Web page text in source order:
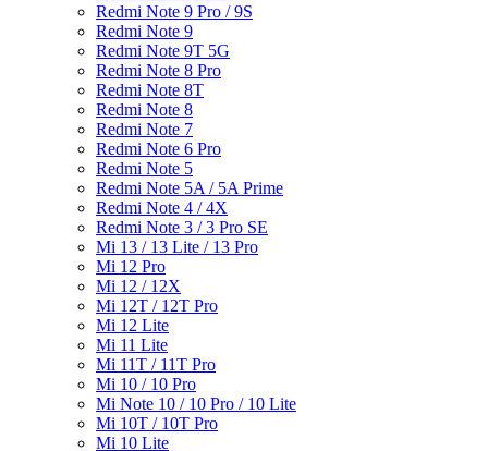
Redmi Note 9 Pro / 9S
Redmi Note 9
Redmi Note 9T 5G
Redmi Note 8 Pro
Redmi Note 8T
Redmi Note 8
Redmi Note 7
Redmi Note 6 Pro
Redmi Note 5
Redmi Note 5A / 5A Prime
Redmi Note 4 / 4X
Redmi Note 3 / 3 Pro SE
Mi 13 / 13 Lite / 13 Pro
Mi 12 Pro
Mi 12 / 12X
Mi 12T / 12T Pro
Mi 12 Lite
Mi 11 Lite
Mi 11T / 11T Pro
Mi 10 / 10 Pro
Mi Note 10 / 10 Pro / 10 Lite
Mi 10T / 10T Pro
Mi 10 Lite